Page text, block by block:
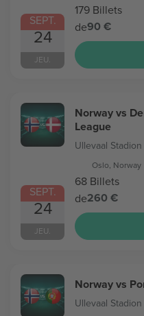
SEPT.
24
JEU.
179 Billets
de90 €
SEPT.
24
JEU.
Norway vs
League
Ullevaal Stadion
Oslo, Norway
68 Billets
de260 €
Norway vs
Ullevaal Stadion